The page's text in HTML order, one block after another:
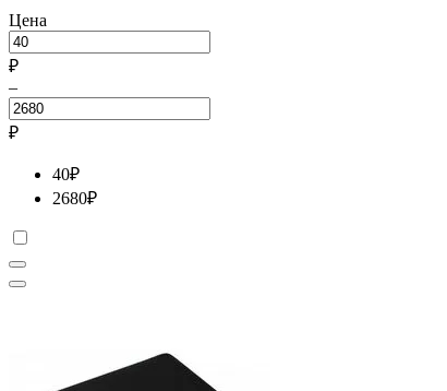
Цена
₽
–
₽
40₽
2680₽